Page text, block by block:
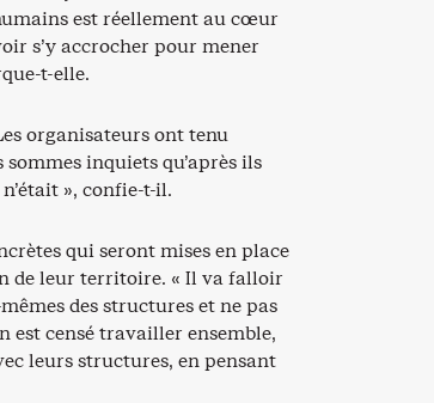
est réellement au cœur
s’y accrocher pour mener
t-elle.
organisateurs ont tenu
inquiets qu’après ils
», confie-t-il.
qui seront mises en place
de leur territoire. « Il va falloir
des structures et ne pas
est censé travailler ensemble,
leurs structures, en pensant